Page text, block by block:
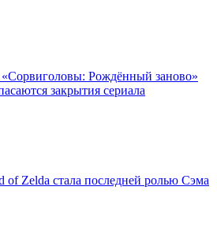
«Сорвиголовы: Рождённый заново»
закрытия сериала
of Zelda стала последней ролью Сэма